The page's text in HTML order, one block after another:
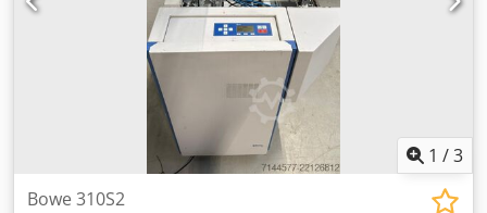
1 /3
Bowe 310S2